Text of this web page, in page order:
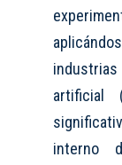
artificial
interno